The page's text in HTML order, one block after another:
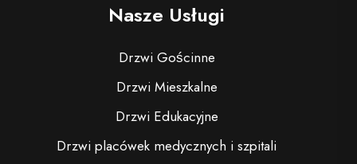
Nasze Usługi
Drzwi Gościnne
Drzwi Mieszkalne
Drzwi Edukacyjne
Drzwi placówek medycznych i szpitali